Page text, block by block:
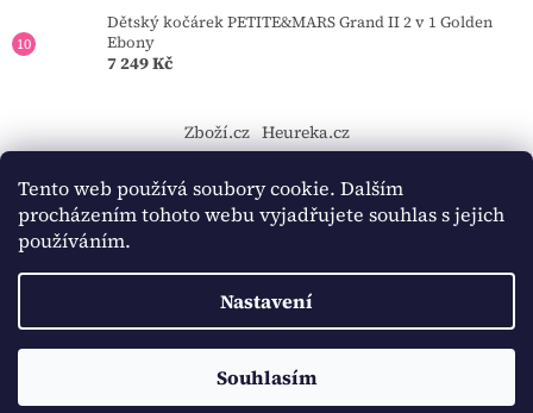
Tento web používá soubory cookie. Dalším
procházením tohoto webu vyjadřujete souhlas s jejich
používáním.
Nastavení
Souhlasím
Dětský kočárek PETITE&MARS Grand II 2 v 1 Golden
Ebony
7 249 Kč
Zboží.cz Heureka.cz
https://tourmkr.com/F1eycVcPEw
Copyright 2026BAMBINO-KOCARKY.cz. Všechna práva
vyhrazena.